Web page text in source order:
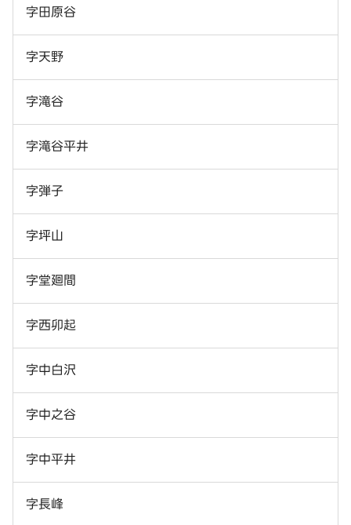
字田原谷
字天野
字滝谷
字滝谷平井
字弾子
字坪山
字堂廻間
字西卯起
字中白沢
字中之谷
字中平井
字長峰